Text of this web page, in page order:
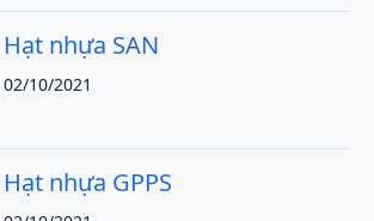
Hạt nhựa SAN
02/10/2021
Hạt nhựa GPPS